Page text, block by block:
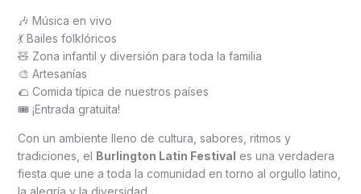
🎶 Música en vivo
💃 Bailes folklóricos
🧸 Zona infantil y diversión para toda la familia
🎨 Artesanías
🌮 Comida típica de nuestros países
🎟️ ¡Entrada gratuita!
Con un ambiente lleno de cultura, sabores, ritmos y
tradiciones, el Burlington Latin Festival es una verdadera
fiesta que une a toda la comunidad en torno al orgullo latino,